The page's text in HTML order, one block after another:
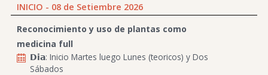
INICIO - 08 de Setiembre 2026
Reconocimiento y uso de plantas como
medicina full
𝗗𝗶𝗮: Inicio Martes luego Lunes (teoricos) y Dos
Sábados